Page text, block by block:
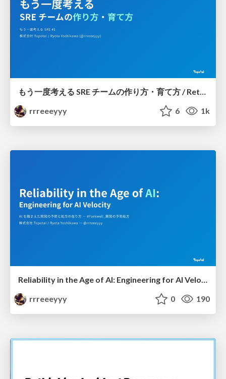
もう一度考える SRE チームの作り方・育て方 / Rethinking SRE #1: Building and Growing SRE Teams
rrreeeyyy
6 1k
rrreeeyyy
0 190